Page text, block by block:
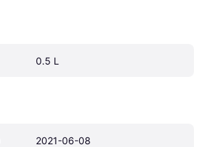
0.5 L
2021-06-08